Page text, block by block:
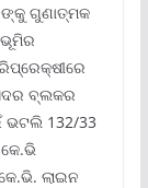
ଗୁଣାତ୍ମକ
ବ୍ଲକର
ଭଟଲି 132/33
ଲାଇନ